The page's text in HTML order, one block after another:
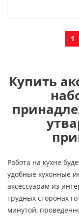
1
Купить
Работа на кухне
удобные кухонные
аксессуарам из
трудных сторонах
минутой,